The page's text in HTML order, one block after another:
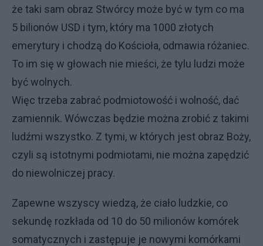
że taki sam obraz Stwórcy może być w tym co ma
5 bilionów USD i tym, który ma 1000 złotych
emerytury i chodzą do Kościoła, odmawia różaniec.
To im się w głowach nie mieści, że tylu ludzi może
być wolnych.
Więc trzeba zabrać podmiotowość i wolność, dać
zamiennik. Wówczas będzie można zrobić z takimi
ludźmi wszystko. Z tymi, w których jest obraz Boży,
czyli są istotnymi podmiotami, nie można zapędzić
do niewolniczej pracy.
Zapewne wszyscy wiedzą, że ciało ludzkie, co
sekundę rozkłada od 10 do 50 milionów komórek
somatycznych i zastępuje je nowymi komórkami